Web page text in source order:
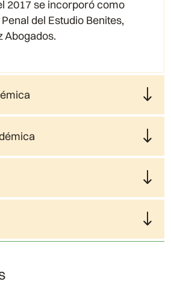
2017 se incorporó como
del Estudio Benites,
Abogados.